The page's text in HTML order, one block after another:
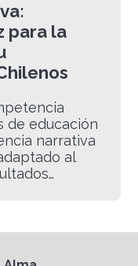
para la
de educación
narrativa
al